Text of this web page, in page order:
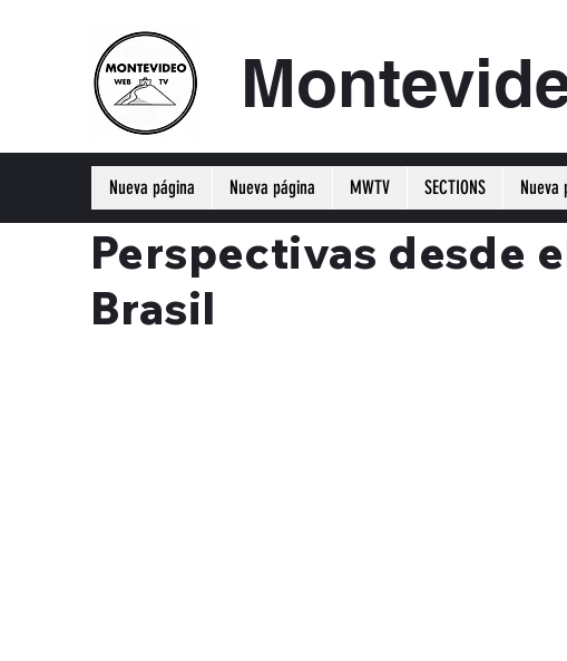
Perspectivas desde
Brasil
Nueva página Nueva página MWTV SECTIONS Nueva